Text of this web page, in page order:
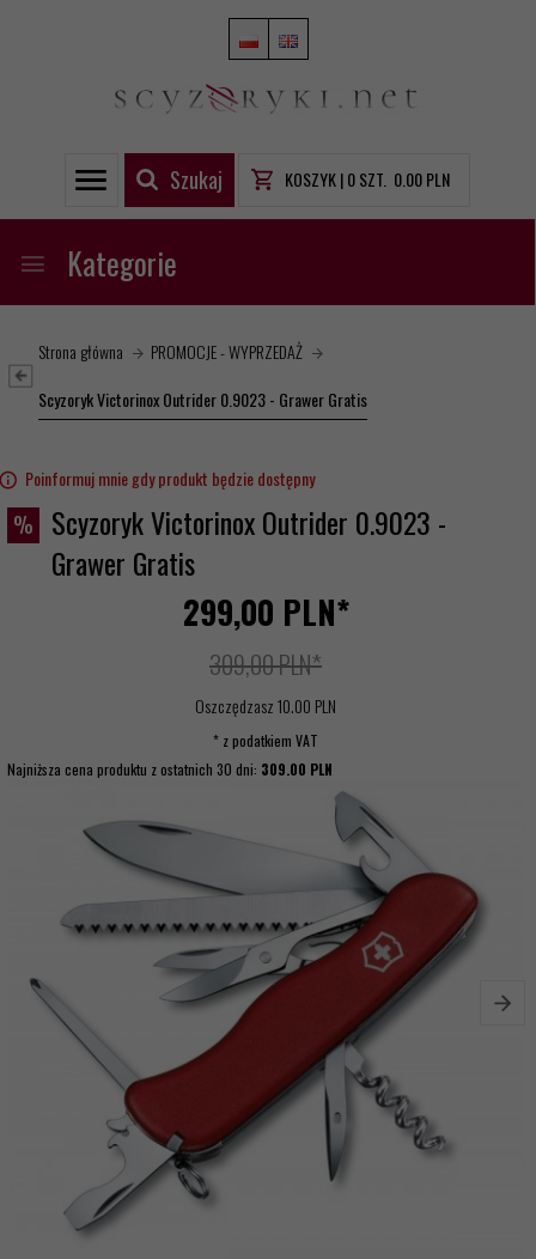
Szukaj KOSZYK |0SZT. 0.00PLN
Kategorie
Strona główna
PROMOCJE - WYPRZEDAŻ
Scyzoryk Victorinox Outrider 0.9023 - Grawer Gratis
Poinformuj mnie gdy produkt będzie dostępny
%
Scyzoryk Victorinox Outrider 0.9023 -
Grawer Gratis
299,00 PLN*
309,00 PLN*
Oszczędzasz 10.00 PLN
* z podatkiem VAT
Najniższa cena produktu z ostatnich 30 dni: 309.00 PLN